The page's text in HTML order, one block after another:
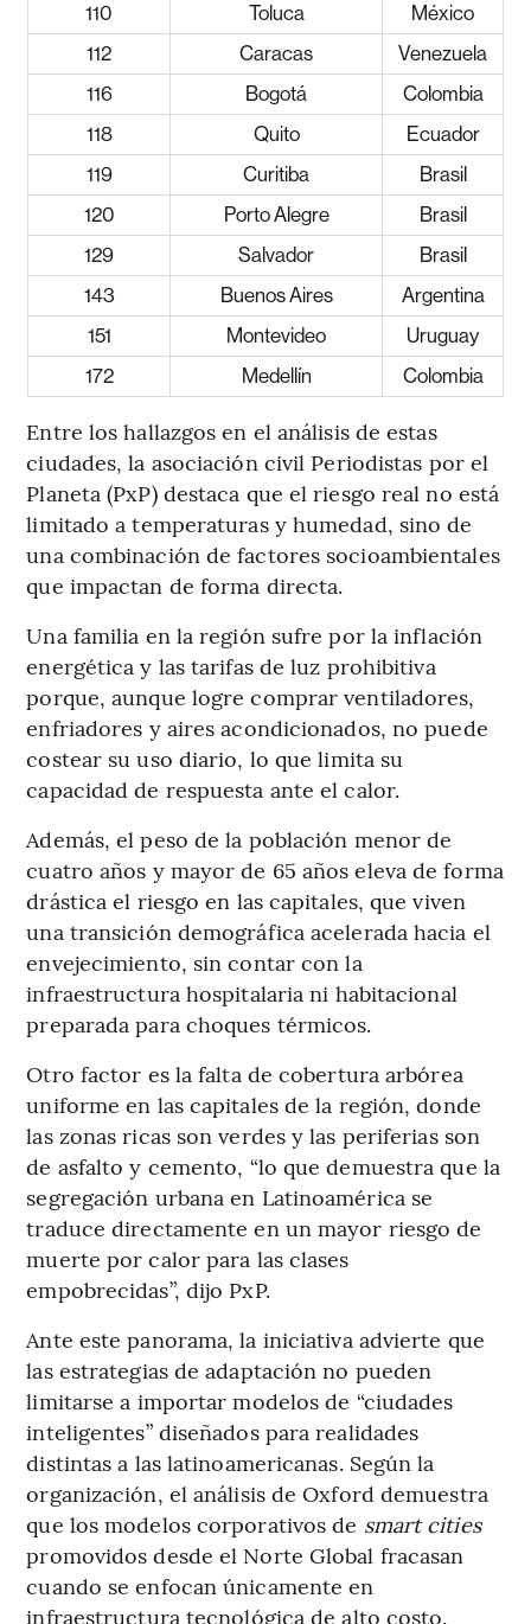
110
Toluca
México
112
Caracas
Venezuela
116
Bogotá
Colombia
118
Quito
Ecuador
119
Curitiba
Brasil
120
Porto Alegre
Brasil
129
Salvador
Brasil
143
Buenos Aires
Argentina
151
Montevideo
Uruguay
172
Medellín Colombia
Entre los hallazgos en el análisis de estas
ciudades, la asociación civil Periodistas por el
Planeta (PxP) destaca que el riesgo real no está
limitado a temperaturas y humedad, sino de
una combinación de factores socioambientales
que impactan de forma directa.
Una familia en la región sufre por la inflación
energética y las tarifas de luz prohibitiva
porque, aunque logre comprar ventiladores,
enfriadores y aires acondicionados, no puede
costear su uso diario, lo que limita su
capacidad de respuesta ante el calor.
Además, el peso de la población menor de
cuatro años y mayor de 65 años eleva de forma
drástica el riesgo en las capitales, que viven
una transición demográfica acelerada hacia el
envejecimiento, sin contar con la
infraestructura hospitalaria ni habitacional
preparada para choques térmicos.
Otro factor es la falta de cobertura arbórea
uniforme en las capitales de la región, donde
las zonas ricas son verdes y las periferias son
de asfalto y cemento, “lo que demuestra que la
segregación urbana en Latinoamérica se
traduce directamente en un mayor riesgo de
muerte por calor para las clases
empobrecidas”, dijo PxP.
Ante este panorama, la iniciativa advierte que
las estrategias de adaptación no pueden
limitarse a importar modelos de “ciudades
inteligentes” diseñados para realidades
distintas a las latinoamericanas. Según la
organización, el análisis de Oxford demuestra
que los modelos corporativos de smart cities
promovidos desde el Norte Global fracasan
cuando se enfocan únicamente en
infraestructura tecnológica de alto costo.